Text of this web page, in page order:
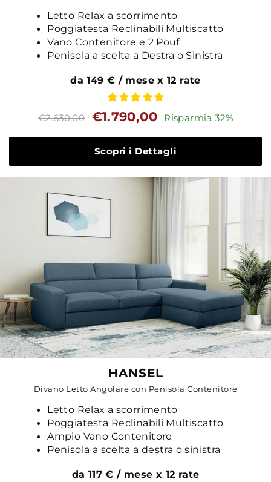
Letto Relax a scorrimento
Poggiatesta Reclinabili Multiscatto
Vano Contenitore e 2 Pouf
Penisola a scelta a Destra o Sinistra
da 149 € / mese x 12 rate
Prezzo
standard
€2.630,00 Prezzo
€1.790,00 Risparmia 32%
Scopri i Dettagli
HANSEL
Divano Letto Angolare con Penisola Contenitore
Letto Relax a scorrimento
Poggiatesta Reclinabili Multiscatto
Ampio Vano Contenitore
Penisola a scelta a destra o sinistra
da 117 € / mese x 12 rate